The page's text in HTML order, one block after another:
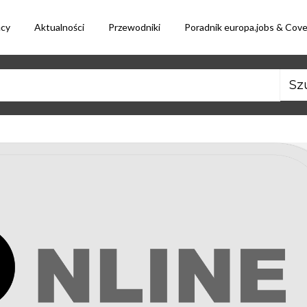
Aktualności Przewodniki Poradnik europa.jobs &